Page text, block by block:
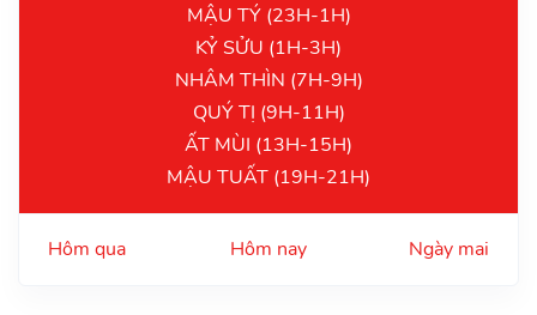
MẬU TÝ (23H-1H)
KỶ SỬU (1H-3H)
NHÂM THÌN (7H-9H)
QUÝ TỊ (9H-11H)
ẤT MÙI (13H-15H)
MẬU TUẤT (19H-21H)
Hôm qua Hôm nay Ngày mai